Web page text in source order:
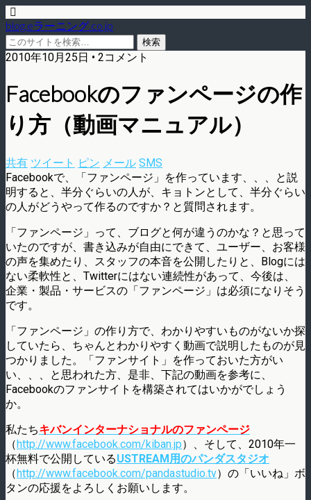
blog.eラーニング.co.jp
2010年10月25日 • 2コメント
Facebookのファンページの作
り方（動画マニュアル）
共有 ツイート ピン メール SMS
Facebookで、「ファンページ」を作っています、、、と説
明すると、半分ぐらいの人が、キョトンとして、半分ぐらい
の人がどうやって作るのですか？と質問されます。
「ファンページ」って、ブログと何が違うのかな？と思って
いたのですが、書き込みが自由にできて、ユーザー、お客様
の声を集めたり、スタッフの本音を公開したりと、Blogには
ない柔軟性と、Twitterにはない連続性があって、今後は、
企業・製品・サービスの「ファンページ」は必須になりそう
です。
「ファンページ」の作り方で、わかりやすいものがないか探
していたら、ちゃんとわかりやすく動画で説明したものが見
つかりました。「ファンサイト」を作っておいた方がい
い、、、と思われた方、是非、下記の動画を参考に、
Facebookのファンサイトを構築されてはいかがでしょう
か。
私たちキバンインターナショナルのファンページ
（http://www.facebook.com/kiban.jp）、そして、2010年一
杯無料で公開しているUSTREAM用のパンダスタジオ
（http://www.facebook.com/pandastudio.tv）の「いいね」ボ
タンの応援をよろしくお願いします。